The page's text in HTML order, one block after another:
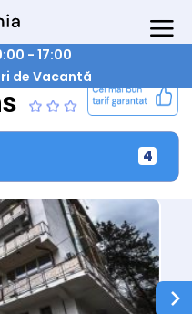
- 17:00
de Vacantă
4